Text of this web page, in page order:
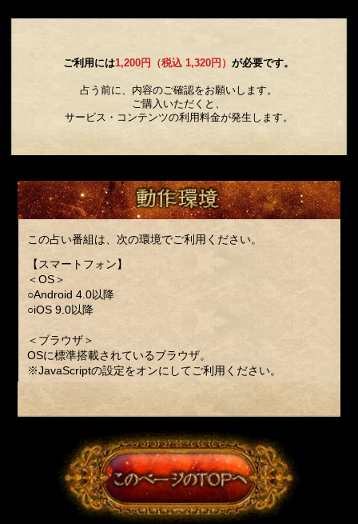
ご利用には1,200円（税込 1,320円）が必要です。
占う前に、内容のご確認をお願いします。
ご購入いただくと、
サービス・コンテンツの利用料金が発生します。
この占い番組は、次の環境でご利用ください。
【スマートフォン】
＜OS＞
○Android 4.0以降
○iOS 9.0以降
＜ブラウザ＞
OSに標準搭載されているブラウザ。
※JavaScriptの設定をオンにしてご利用ください。